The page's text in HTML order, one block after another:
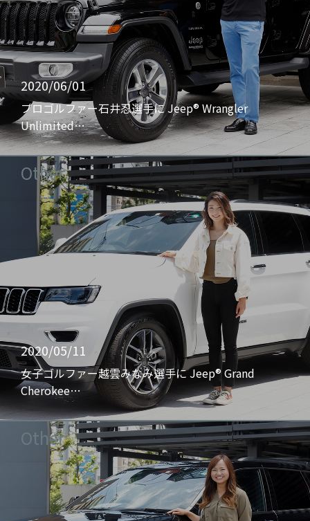
2020/06/01
プロゴルファー石井忍選手に Jeep® Wrangler
Unlimited…
Other
2020/05/11
女子ゴルファー越雲みなみ選手に Jeep® Grand
Cherokee…
Other